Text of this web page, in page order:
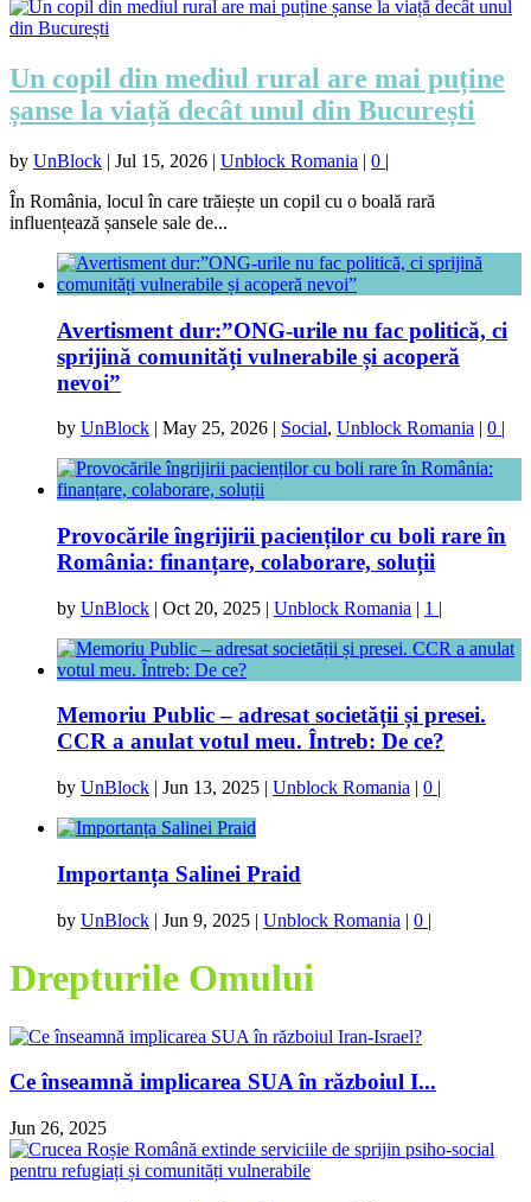
Un copil din mediul rural are mai puține
șanse la viață decât unul din București
by UnBlock | Jul 15, 2026 | Unblock Romania | 0 |
În România, locul în care trăiește un copil cu o boală rară
influențează șansele sale de...
Avertisment dur:”ONG-urile nu fac politică, ci
sprijină comunități vulnerabile și acoperă
nevoi”
by UnBlock | May 25, 2026 | Social, Unblock Romania | 0 |
Provocările îngrijirii pacienților cu boli rare în
România: finanțare, colaborare, soluții
by UnBlock | Oct 20, 2025 | Unblock Romania | 1 |
Memoriu Public – adresat societății și presei.
CCR a anulat votul meu. Întreb: De ce?
by UnBlock | Jun 13, 2025 | Unblock Romania | 0 |
Importanța Salinei Praid
by UnBlock | Jun 9, 2025 | Unblock Romania | 0 |
Drepturile Omului
Ce înseamnă implicarea SUA în războiul I...
Jun 26, 2025